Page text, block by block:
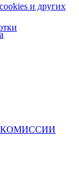
КОМИССИИ
и других